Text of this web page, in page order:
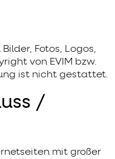
Fotos, Logos,
von EVIM bzw.
ist nicht gestattet.
/
mit großer